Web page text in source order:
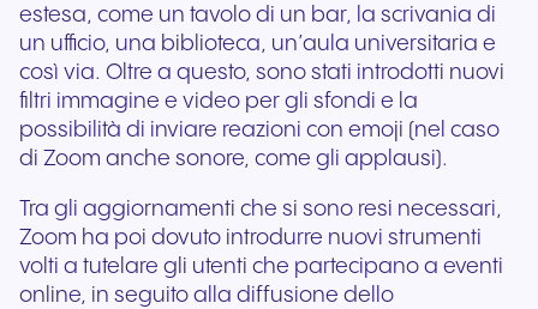
estesa, come un tavolo di un bar, la scrivania di
un ufficio, una biblioteca, un’aula universitaria e
così via. Oltre a questo, sono stati introdotti nuovi
filtri immagine e video per gli sfondi e la
possibilità di inviare reazioni con emoji (nel caso
di Zoom anche sonore, come gli applausi).
Tra gli aggiornamenti che si sono resi necessari,
Zoom ha poi dovuto introdurre nuovi strumenti
volti a tutelare gli utenti che partecipano a eventi
online, in seguito alla diffusione dello